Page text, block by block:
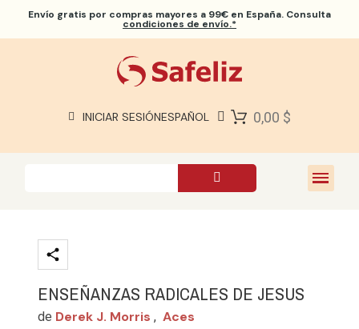
Envío gratis por compras mayores a 99€ en España. Consulta
condiciones de envío.*
INICIAR SESIÓNESPAÑOL 0,00 $
ENSEÑANZAS RADICALES DE JESUS
de Derek J. Morris , Aces